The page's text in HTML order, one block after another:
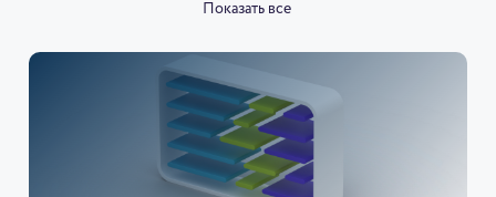
Показать все